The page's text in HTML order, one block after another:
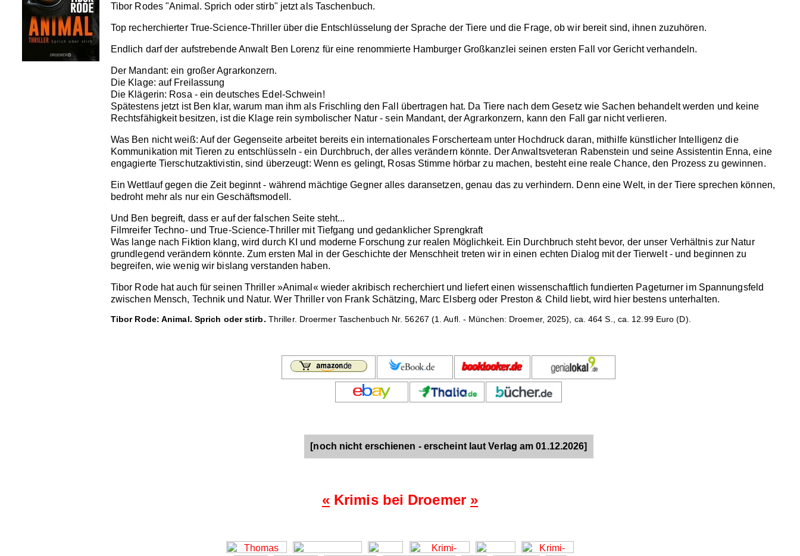
Tibor Rodes "Animal. Sprich oder stirb" jetzt als Taschenbuch.
Top recherchierter True-Science-Thriller über die Entschlüsselung der Sprache der Tiere und die Frage, ob wir bereit sind, ihnen zuzuhören.
Endlich darf der aufstrebende Anwalt Ben Lorenz für eine renommierte Hamburger Großkanzlei seinen ersten Fall vor Gericht verhandeln.
Der Mandant: ein großer Agrarkonzern.
Die Klage: auf Freilassung
Die Klägerin: Rosa - ein deutsches Edel-Schwein!
Spätestens jetzt ist Ben klar, warum man ihm als Frischling den Fall übertragen hat. Da Tiere nach dem Gesetz wie Sachen behandelt werden und keine
Rechtsfähigkeit besitzen, ist die Klage rein symbolischer Natur - sein Mandant, der Agrarkonzern, kann den Fall gar nicht verlieren.
Was Ben nicht weiß: Auf der Gegenseite arbeitet bereits ein internationales Forscherteam unter Hochdruck daran, mithilfe künstlicher Intelligenz die
Kommunikation mit Tieren zu entschlüsseln - ein Durchbruch, der alles verändern könnte. Der Anwaltsveteran Rabenstein und seine Assistentin Enna, eine
engagierte Tierschutzaktivistin, sind überzeugt: Wenn es gelingt, Rosas Stimme hörbar zu machen, besteht eine reale Chance, den Prozess zu gewinnen.
Ein Wettlauf gegen die Zeit beginnt - während mächtige Gegner alles daransetzen, genau das zu verhindern. Denn eine Welt, in der Tiere sprechen können,
bedroht mehr als nur ein Geschäftsmodell.
Und Ben begreift, dass er auf der falschen Seite steht...
Filmreifer Techno- und True-Science-Thriller mit Tiefgang und gedanklicher Sprengkraft
Was lange nach Fiktion klang, wird durch KI und moderne Forschung zur realen Möglichkeit. Ein Durchbruch steht bevor, der unser Verhältnis zur Natur
grundlegend verändern könnte. Zum ersten Mal in der Geschichte der Menschheit treten wir in einen echten Dialog mit der Tierwelt - und beginnen zu
begreifen, wie wenig wir bislang verstanden haben.
Tibor Rode hat auch für seinen Thriller »Animal« wieder akribisch recherchiert und liefert einen wissenschaftlich fundierten Pageturner im Spannungsfeld
zwischen Mensch, Technik und Natur. Wer Thriller von Frank Schätzing, Marc Elsberg oder Preston & Child liebt, wird hier bestens unterhalten.
Tibor Rode: Animal. Sprich oder stirb. Thriller. Droermer Taschenbuch Nr. 56267 (1. Aufl. - München: Droemer, 2025), ca. 464 S., ca. 12.99 Euro (D).
[noch nicht erschienen - erscheint laut Verlag am 01.12.2026]
«Krimis bei Droemer »